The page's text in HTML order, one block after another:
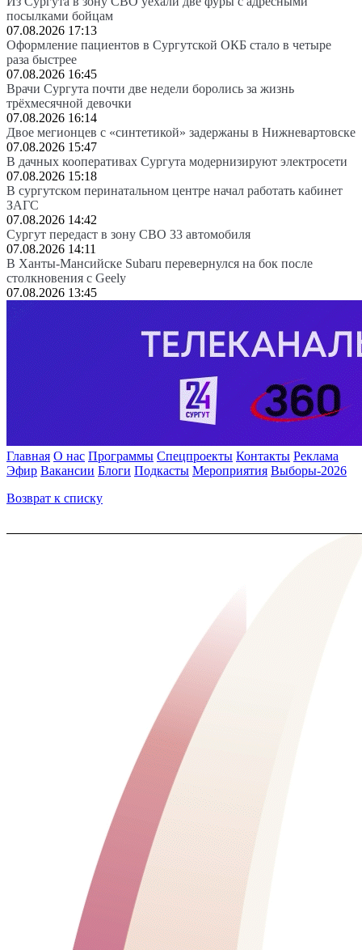
посылками бойцам
07.08.2026 17:13
Оформление пациентов в Сургутской ОКБ стало в четыре
раза быстрее
07.08.2026 16:45
Врачи Сургута почти две недели боролись за жизнь
трёхмесячной девочки
07.08.2026 16:14
Двое мегионцев с «синтетикой» задержаны в Нижневартовске
07.08.2026 15:47
В дачных кооперативах Сургута модернизируют электросети
07.08.2026 15:18
В сургутском перинатальном центре начал работать кабинет
ЗАГС
07.08.2026 14:42
Сургут передаст в зону СВО 33 автомобиля
07.08.2026 14:11
В Ханты-Мансийске Subaru перевернулся на бок после
столкновения с Geely
07.08.2026 13:45
Главная О нас Программы Спецпроекты Контакты Реклама
Эфир Вакансии Блоги Подкасты Мероприятия Выборы-2026
Возврат к списку